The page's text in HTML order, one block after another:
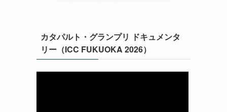
カタパルト・グランプリ ドキュメンタ
リー（ICC FUKUOKA 2026）